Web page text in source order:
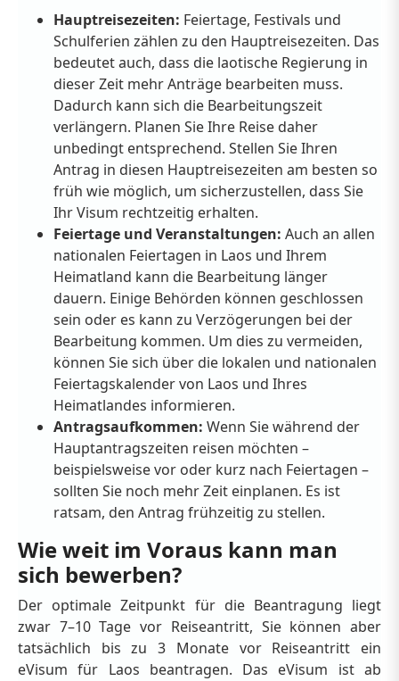
Hauptreisezeiten: Feiertage, Festivals und
Schulferien zählen zu den Hauptreisezeiten. Das
bedeutet auch, dass die laotische Regierung in
dieser Zeit mehr Anträge bearbeiten muss.
Dadurch kann sich die Bearbeitungszeit
verlängern. Planen Sie Ihre Reise daher
unbedingt entsprechend. Stellen Sie Ihren
Antrag in diesen Hauptreisezeiten am besten so
früh wie möglich, um sicherzustellen, dass Sie
Ihr Visum rechtzeitig erhalten.
Feiertage und Veranstaltungen: Auch an allen
nationalen Feiertagen in Laos und Ihrem
Heimatland kann die Bearbeitung länger
dauern. Einige Behörden können geschlossen
sein oder es kann zu Verzögerungen bei der
Bearbeitung kommen. Um dies zu vermeiden,
können Sie sich über die lokalen und nationalen
Feiertagskalender von Laos und Ihres
Heimatlandes informieren.
Antragsaufkommen: Wenn Sie während der
Hauptantragszeiten reisen möchten –
beispielsweise vor oder kurz nach Feiertagen –
sollten Sie noch mehr Zeit einplanen. Es ist
ratsam, den Antrag frühzeitig zu stellen.
Wie weit im Voraus kann man
sich bewerben?
Der optimale Zeitpunkt für die Beantragung liegt
zwar 7–10 Tage vor Reiseantritt, Sie können aber
tatsächlich bis zu 3 Monate vor Reiseantritt ein
eVisum für Laos beantragen. Das eVisum ist ab